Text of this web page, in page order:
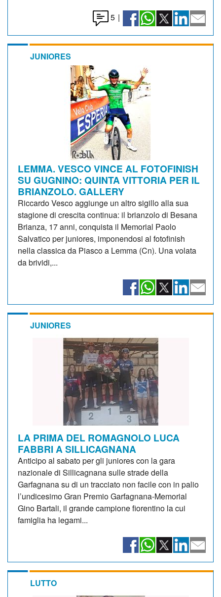
5 |
JUNIORES
LEMMA. VESCO VINCE AL FOTOFINISH
SU GUGNINO: QUINTA VITTORIA PER IL
BRIANZOLO. GALLERY
Riccardo Vesco aggiunge un altro sigillo alla sua
stagione di crescita continua: il brianzolo di Besana
Brianza, 17 anni, conquista il Memorial Paolo
Salvatico per juniores, imponendosi al fotofinish
nella classica da Piasco a Lemma (Cn). Una volata
da brividi,...
JUNIORES
LA PRIMA DEL ROMAGNOLO LUCA
FABBRI A SILLICAGNANA
Anticipo al sabato per gli juniores con la gara
nazionale di Sillicagnana sulle strade della
Garfagnana su di un tracciato non facile con in palio
l’undicesimo Gran Premio Garfagnana-Memorial
Gino Bartali, il grande campione fiorentino la cui
famiglia ha legami...
LUTTO